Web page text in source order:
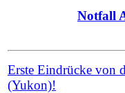
Notfall
Erste Eindrücke von
(Yukon)!